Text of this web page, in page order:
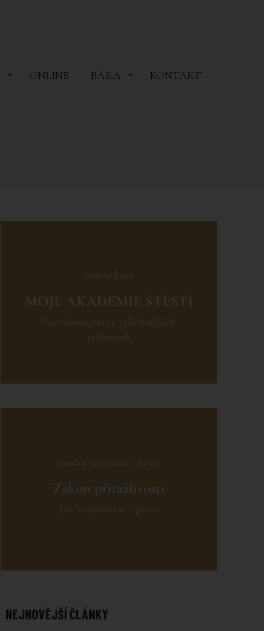
ONLINE BÁRA KONTAKT
NEJNOVĚJŠÍ ČLÁNKY